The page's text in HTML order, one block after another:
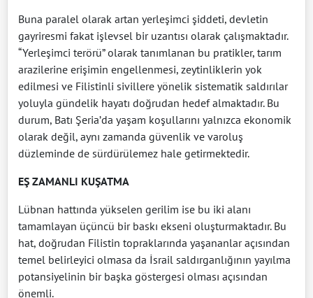
Buna paralel olarak artan yerleşimci şiddeti, devletin
gayriresmi fakat işlevsel bir uzantısı olarak çalışmaktadır.
“Yerleşimci terörü” olarak tanımlanan bu pratikler, tarım
arazilerine erişimin engellenmesi, zeytinliklerin yok
edilmesi ve Filistinli sivillere yönelik sistematik saldırılar
yoluyla gündelik hayatı doğrudan hedef almaktadır. Bu
durum, Batı Şeria’da yaşam koşullarını yalnızca ekonomik
olarak değil, aynı zamanda güvenlik ve varoluş
düzleminde de sürdürülemez hale getirmektedir.
EŞ ZAMANLI KUŞATMA
Lübnan hattında yükselen gerilim ise bu iki alanı
tamamlayan üçüncü bir baskı ekseni oluşturmaktadır. Bu
hat, doğrudan Filistin topraklarında yaşananlar açısından
temel belirleyici olmasa da İsrail saldırganlığının yayılma
potansiyelinin bir başka göstergesi olması açısından
önemli.